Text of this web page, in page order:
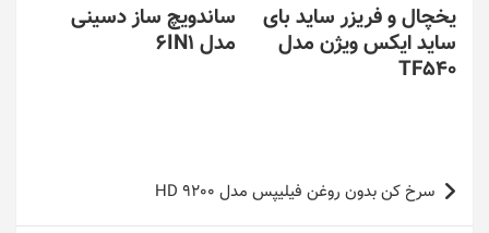
یخچال و فریزر ساید بای
ساید ایکس ویژن مدل
TF540
ساندویچ ساز دسینی
مدل 6IN1
راهبری
نوشته
سرخ کن بدون روغن فیلیپس مدل HD 9200